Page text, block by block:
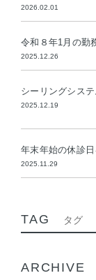
2026.02.01
令和８年1月の勤
2025.12.26
シーリングシス
2025.12.19
年末年始の休診日
2025.11.29
TAG タグ
ARCHIVE